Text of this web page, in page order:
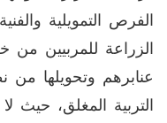
الفرص التمويلية
الزراعة للمربيين من
عنابرهم وتحويلها من
التربية المغلق، حيث